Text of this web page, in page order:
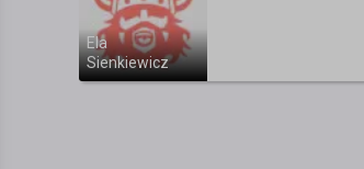
Ela
Sienkiewicz